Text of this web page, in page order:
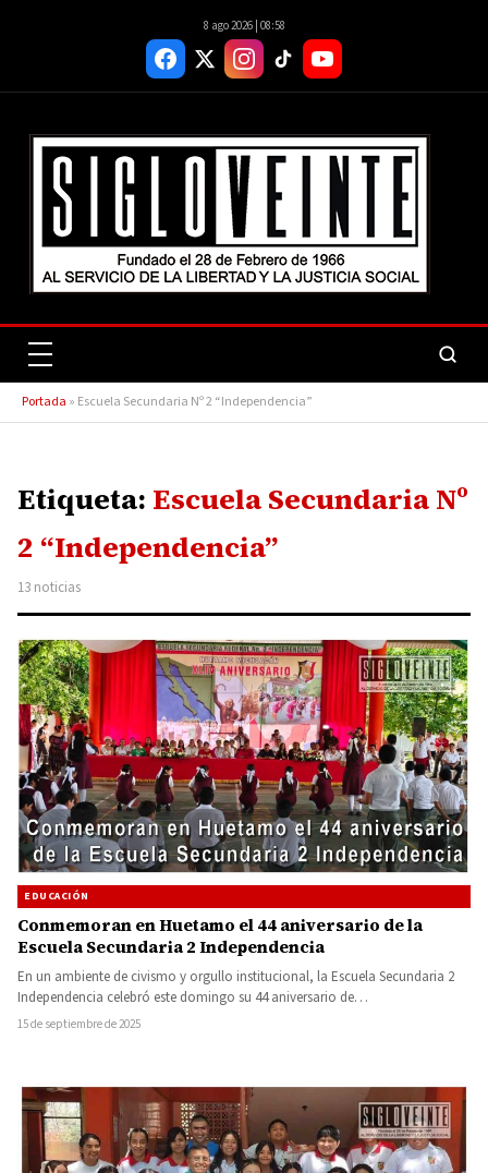
8 ago 2026 | 08:58
Portada » Escuela Secundaria Nº 2 “Independencia”
Etiqueta: Escuela Secundaria Nº
2 “Independencia”
13 noticias
EDUCACIÓN
Conmemoran en Huetamo el 44 aniversario de la
Escuela Secundaria 2 Independencia
En un ambiente de civismo y orgullo institucional, la Escuela Secundaria 2
Independencia celebró este domingo su 44 aniversario de…
15 de septiembre de 2025